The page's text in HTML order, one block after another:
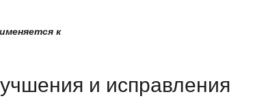
к
и исправления